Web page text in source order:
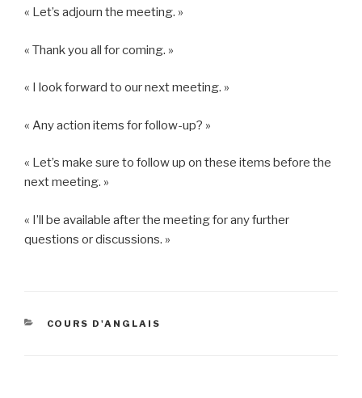
« Let’s adjourn the meeting. »
« Thank you all for coming. »
« I look forward to our next meeting. »
« Any action items for follow-up? »
« Let’s make sure to follow up on these items before the
next meeting. »
« I’ll be available after the meeting for any further
questions or discussions. »
CATÉGORIES
COURS D'ANGLAIS